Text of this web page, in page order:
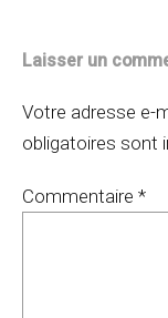
Laisser un
Votre adresse e-
obligatoires sont
Commentaire *